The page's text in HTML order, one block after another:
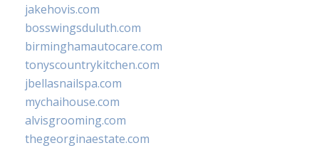
jakehovis.com
bosswingsduluth.com
birminghamautocare.com
tonyscountrykitchen.com
jbellasnailspa.com
mychaihouse.com
alvisgrooming.com
thegeorginaestate.com